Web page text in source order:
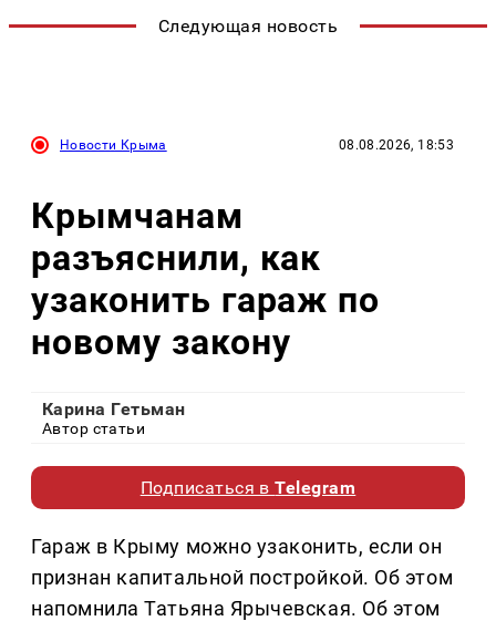
Следующая новость
Новости Крыма 08.08.2026, 18:53
Крымчанам
разъяснили, как
узаконить гараж по
новому закону
Карина Гетьман
Автор статьи
Подписаться вTelegram
Гараж в Крыму можно узаконить, если он
признан капитальной постройкой. Об этом
напомнила Татьяна Ярычевская. Об этом